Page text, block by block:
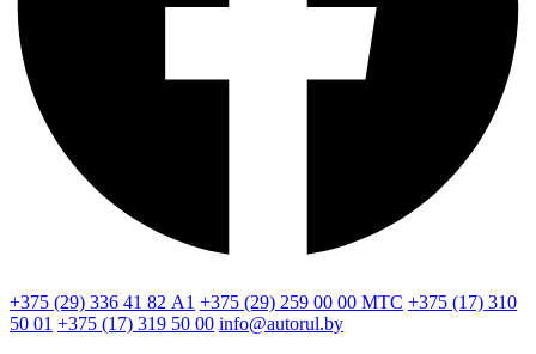
+375 (29) 336 41 82 А1 +375 (29) 259 00 00 МТС +375 (17) 310
50 01 +375 (17) 319 50 00 info@autorul.by